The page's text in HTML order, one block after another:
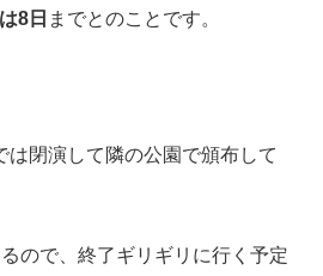
8日 までとのことです。
は閉演して隣の公園で頒布して
ので、終了ギリギリに行く予定